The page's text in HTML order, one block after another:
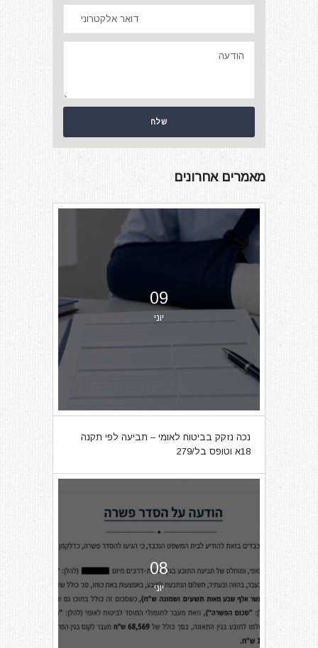
מאמרים אחרונים
09
יוני
נכה נזקק בביטוח לאומי – תביעה לפי תקנה
18א וטופס בל/279
08
יוני